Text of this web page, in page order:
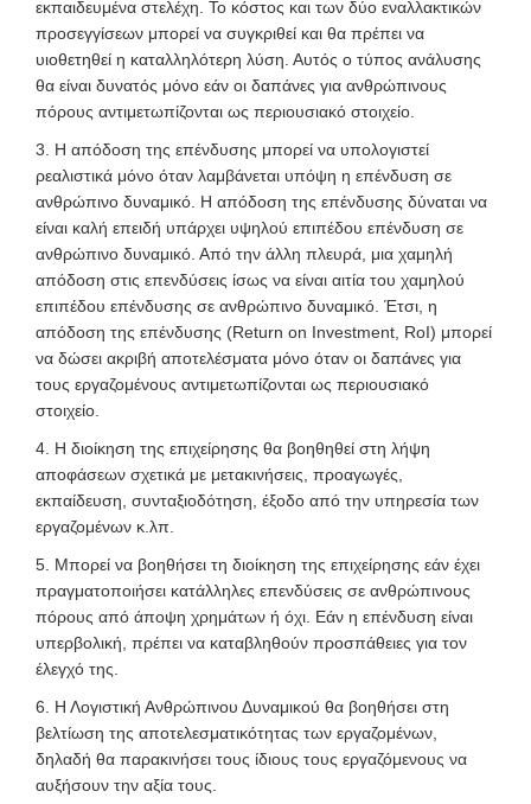
εκπαιδευμένα στελέχη. Το κόστος και των δύο εναλλακτικών
προσεγγίσεων μπορεί να συγκριθεί και θα πρέπει να
υιοθετηθεί η καταλληλότερη λύση. Αυτός ο τύπος ανάλυσης
θα είναι δυνατός μόνο εάν οι δαπάνες για ανθρώπινους
πόρους αντιμετωπίζονται ως περιουσιακό στοιχείο.
3. Η απόδοση της επένδυσης μπορεί να υπολογιστεί
ρεαλιστικά μόνο όταν λαμβάνεται υπόψη η επένδυση σε
ανθρώπινο δυναμικό. Η απόδοση της επένδυσης δύναται να
είναι καλή επειδή υπάρχει υψηλού επιπέδου επένδυση σε
ανθρώπινο δυναμικό. Από την άλλη πλευρά, μια χαμηλή
απόδοση στις επενδύσεις ίσως να είναι αιτία του χαμηλού
επιπέδου επένδυσης σε ανθρώπινο δυναμικό. Έτσι, η
απόδοση της επένδυσης (Return on Investment, RoI) μπορεί
να δώσει ακριβή αποτελέσματα μόνο όταν οι δαπάνες για
τους εργαζομένους αντιμετωπίζονται ως περιουσιακό
στοιχείο.
4. Η διοίκηση της επιχείρησης θα βοηθηθεί στη λήψη
αποφάσεων σχετικά με μετακινήσεις, προαγωγές,
εκπαίδευση, συνταξιοδότηση, έξοδο από την υπηρεσία των
εργαζομένων κ.λπ.
5. Μπορεί να βοηθήσει τη διοίκηση της επιχείρησης εάν έχει
πραγματοποιήσει κατάλληλες επενδύσεις σε ανθρώπινους
πόρους από άποψη χρημάτων ή όχι. Εάν η επένδυση είναι
υπερβολική, πρέπει να καταβληθούν προσπάθειες για τον
έλεγχό της.
6. Η Λογιστική Ανθρώπινου Δυναμικού θα βοηθήσει στη
βελτίωση της αποτελεσματικότητας των εργαζομένων,
δηλαδή θα παρακινήσει τους ίδιους τους εργαζόμενους να
αυξήσουν την αξία τους.